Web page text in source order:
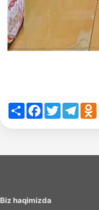
ShareFacebook
TwitterTelegram
Biz haqimizda